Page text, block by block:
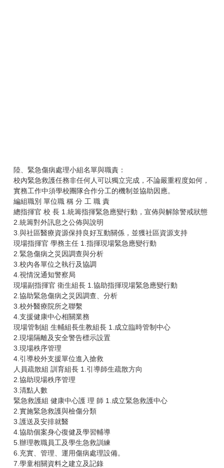
陸、緊急傷病處理小組名單與職責：
校內緊急救護任務非任何人可以獨立完成，不論嚴重程度如何，
實務工作中須學校團隊合作分工的機制並協助因應。
編組職別 單位職 稱 分 工 職 責
總指揮官 校 長 1.統籌指揮緊急應變行動，宣佈與解除警戒狀態
2.統籌對外訊息之公佈與說明
3.與社區醫療資源保持良好互動關係，並獲社區資源支持
現場指揮官 學務主任 1.指揮現場緊急應變行動
2.緊急傷病之災因調查與分析
3.校內各單位之執行及協調
4.視情況通知警察局
現場副指揮官 衛生組長 1.協助指揮現場緊急應變行動
2.協助緊急傷病之災因調查、分析
3.校外醫療院所之聯繫
4.支援健康中心相關業務
現場管制組 生輔組長生教組長 1.成立臨時管制中心
2.現場隔離及安全警告標示設置
3.現場秩序管理
4.引導校外支援單位進入搶救
人員疏散組 訓育組長 1.引導師生疏散方向
2.協助現場秩序管理
3.清點人數
緊急救護組 健康中心護 理 師 1.成立緊急救護中心
2.實施緊急救護與檢傷分類
3.護送及安排就醫
4.協助個案身心復健及學習輔導
5.辦理教職員工及學生急救訓練
6.充實、管理、運用傷病處理設備。
7.學童相關資料之建立及記錄